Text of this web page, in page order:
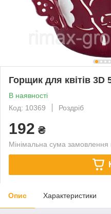
Горщик для квітів
В наявності
Код: 10369
Роздріб
192 ₴
Мінімальна сума
Опис Характеристики